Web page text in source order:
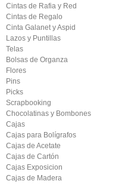
Cintas de Rafia y Red
Cintas de Regalo
Cinta Galanet y Aspid
Lazos y Puntillas
Telas
Bolsas de Organza
Flores
Pins
Picks
Scrapbooking
Chocolatinas y Bombones
Cajas
Cajas para Bolígrafos
Cajas de Acetate
Cajas de Cartón
Cajas Exposicion
Cajas de Madera